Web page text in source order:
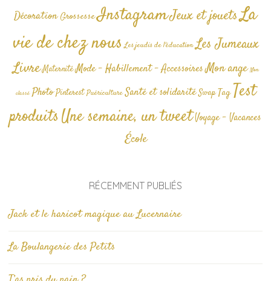
Décoration GrossesseInstagramJeux et jouetsLa
vie de chez nous Les jeudis de l'éducation Les Jumeaux
Livre Maternité Mode - Habillement - AccessoiresMon ange Non
classé Photo Pinterest Puériculture Santé et solidarité Swap TagTest
produitsUne semaine, un tweetVoyage - Vacances
École
RÉCEMMENT PUBLIÉS
Jack et le haricot magique au Lucernaire
La Boulangerie des Petits